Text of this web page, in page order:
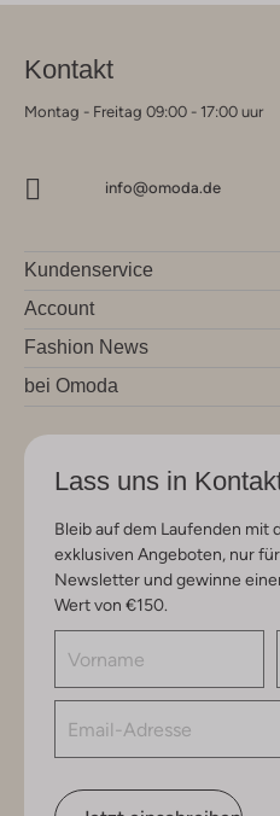
Kontakt
Montag - Freitag 09:00 - 17:00 uur
info@omoda.de
Kundenservice
Account
Fashion News
bei Omoda
Lass uns in
Bleib auf dem Laufenden mit
exklusiven Angeboten, nur
Newsletter und gewinne
Wert von €150.